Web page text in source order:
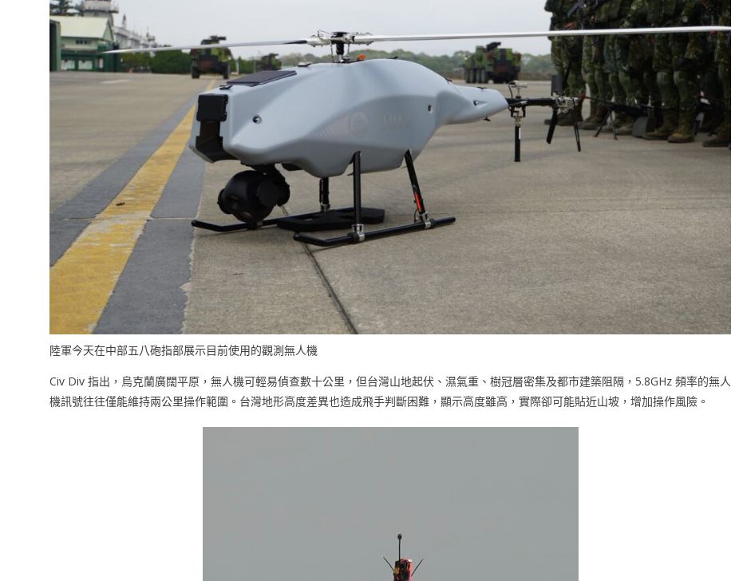
陸軍今天在中部五八砲指部展示目前使用的觀測無人機
Civ Div 指出，烏克蘭廣闊平原，無人機可輕易偵查數十公里，但台灣山地起伏、濕氣重、樹冠層密集及都市建築阻隔，5.8GHz 頻率的無人
機訊號往往僅能維持兩公里操作範圍。台灣地形高度差異也造成飛手判斷困難，顯示高度雖高，實際卻可能貼近山坡，增加操作風險。